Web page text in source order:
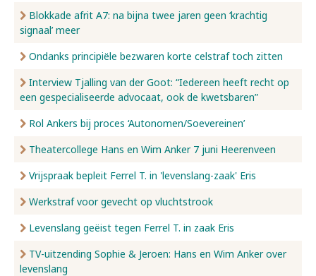
Blokkade afrit A7: na bijna twee jaren geen ‘krachtig
signaal’ meer
Ondanks principiële bezwaren korte celstraf toch zitten
Interview Tjalling van der Goot: “Iedereen heeft recht op
een gespecialiseerde advocaat, ook de kwetsbaren”
Rol Ankers bij proces ‘Autonomen/Soevereinen’
Theatercollege Hans en Wim Anker 7 juni Heerenveen
Vrijspraak bepleit Ferrel T. in 'levenslang-zaak' Eris
Werkstraf voor gevecht op vluchtstrook
Levenslang geëist tegen Ferrel T. in zaak Eris
TV-uitzending Sophie & Jeroen: Hans en Wim Anker over
levenslang